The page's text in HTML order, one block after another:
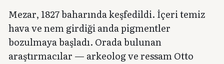
Mezar, 1827 baharında keşfedildi. İçeri temiz
hava ve nem girdiği anda pigmentler
bozulmaya başladı. Orada bulunan
araştırmacılar — arkeolog ve ressam Otto